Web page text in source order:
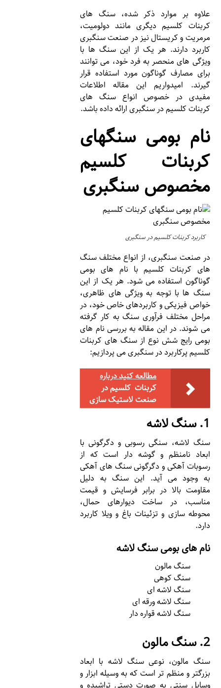
علاوه بر موارد ذکر شده، سنگ های
کربنات کلسیم دیگری مانند دولومیت،
مرمریت و کریستال نیز در صنعت سنگبری
کاربرد دارند. هر یک از این سنگ ها با
ویژگی های منحصر به فرد خود، می توانند
برای مصارف گوناگون مورد استفاده قرار
گیرند. امیدواریم این مقاله اطلاعات
مفیدی در خصوص انواع سنگ های
کربنات کلسیم در سنگبری ارائه داده باشد.
نام بومی سنگهای
کربنات کلسیم
مخصوص سنگبری
کاربرد کربنات کلسیم در سنگبری
در صنعت سنگبری، از انواع مختلف سنگ
های کربنات کلسیم با نام های بومی
گوناگون استفاده می شود. هر یک از این
سنگ ها با توجه به ویژگی های ظاهری،
خواص فیزیکی و کاربردهای خاص خود، در
مراحل مختلف فرآوری سنگ به کار گرفته
می شوند. در این مقاله به بررسی نام های
بومی رایج شش نوع از سنگ های کربنات
کلسیم پرکاربرد در سنگبری می پردازیم:
مطالعه کنید درباره‌
کربنات کلسیم در
صنعت لاستیک سازی
1. سنگ لاشه
سنگ لاشه، سنگی رسوبی و دگرگونی با
ابعاد نامنظم و گوشه دار است که از
رسوبات آهکی و دگرگونی سنگ های آهکی
به وجود می آید. این سنگ به دلیل
مقاومت بالا در برابر فرسایش و قیمت
مناسب، در ساخت دیوارهای حمال،
محوطه سازی و تزئینات باغ و ویلا کاربرد
دارد.
نام های بومی سنگ لاشه
سنگ مالون
سنگ کوهی
سنگ لاشه ای
سنگ لاشه ورقه ای
سنگ لاشه قواره دار
2. سنگ مالون
سنگ مالون، نوعی سنگ لاشه با ابعاد
بزرگتر و منظم تر است که به وسیله ابزار و